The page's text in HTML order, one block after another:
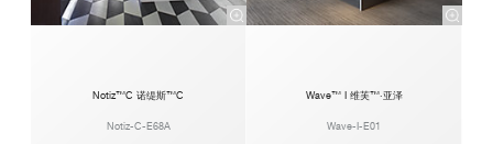
Notiz™C 诺缇斯™C
Notiz-C-E68A
Wave™ I 维芙™·亚泽
Wave-I-E01